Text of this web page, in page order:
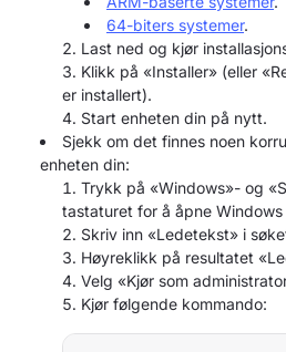
64-biters systemer.
Last ned og kjør
Klikk på «Installer» (eller
er installert).
Start enheten din på nytt.
Sjekk om det finnes noen
enheten din:
Trykk på «Windows»- og
tastaturet for å åpne
Skriv inn «Ledetekst» i
Høyreklikk på resultatet
Velg «Kjør som
Kjør følgende kommando: